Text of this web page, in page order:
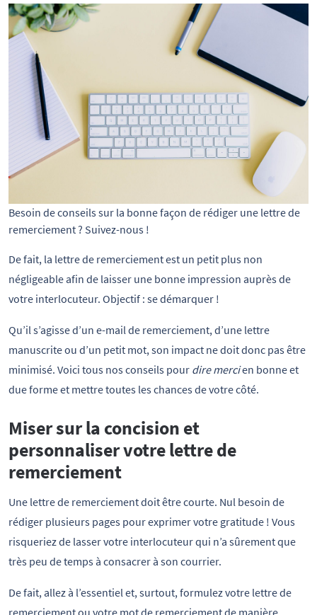
Besoin de conseils sur la bonne façon de rédiger une lettre de
remerciement ? Suivez-nous !
De fait, la lettre de remerciement est un petit plus non
négligeable afin de laisser une bonne impression auprès de
votre interlocuteur. Objectif : se démarquer !
Qu’il s’agisse d’un e-mail de remerciement, d’une lettre
manuscrite ou d’un petit mot, son impact ne doit donc pas être
minimisé. Voici tous nos conseils pour dire mercien bonne et
due forme et mettre toutes les chances de votre côté.
Miser sur la concision et
personnaliser votre lettre de
remerciement
Une lettre de remerciement doit être courte. Nul besoin de
rédiger plusieurs pages pour exprimer votre gratitude ! Vous
risqueriez de lasser votre interlocuteur qui n’a sûrement que
très peu de temps à consacrer à son courrier.
De fait, allez à l’essentiel et, surtout, formulez votre lettre de